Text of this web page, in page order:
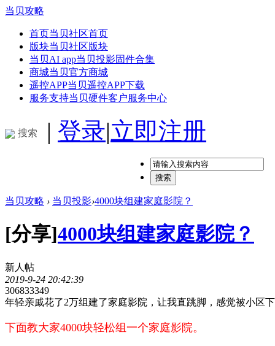
当贝攻略
首页当贝社区首页
版块当贝社区版块
当贝AI app当贝投影固件合集
商城当贝官方商城
遥控APP当贝遥控APP下载
服务支持当贝硬件客户服务中心
搜索 | 登录|立即注册
搜索
当贝攻略 › 当贝投影›4000块组建家庭影院？
[分享]4000块组建家庭影院？
新人帖
2019-9-24 20:42:39
306833349
年轻亲戚花了2万组建了家庭影院，让我直跳脚，感觉被小区
下面教大家4000块轻松组一个家庭影院。